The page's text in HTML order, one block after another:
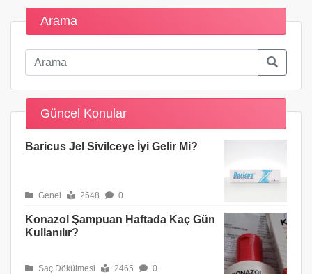
Arama
Güncel Konular
Baricus Jel Sivilceye İyi Gelir Mi?
Genel 2648 0
Konazol Şampuan Haftada Kaç Gün
Kullanılır?
Saç Dökülmesi 2465 0